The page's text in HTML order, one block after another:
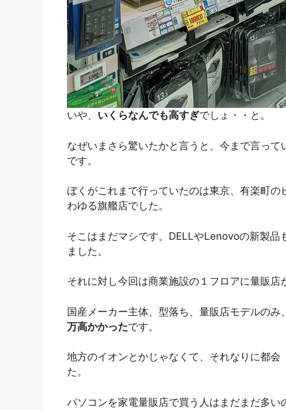
いや、 いくらなんでも高すぎでしょ・・と。
なぜいまさら驚いたかと言うと、今まで言っ
です。
ぼくがこれまで行っていたのは東京、有楽町
わゆる旗艦店でした。
そこはまだマシです。DELLやLenovoの新製
ました。
それに対し今回は商業施設の１フロアに量販店
国産メーカー主体、型落ち、量販店モデルのみ
万高かかったです。
地方のイオンとかじゃなくて、それなりに都
た。
パソコンを家電量販店で買う人はまだまだ多